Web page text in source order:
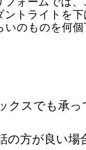
ントライトを
いのものを何
クスでも承
の方が良い場